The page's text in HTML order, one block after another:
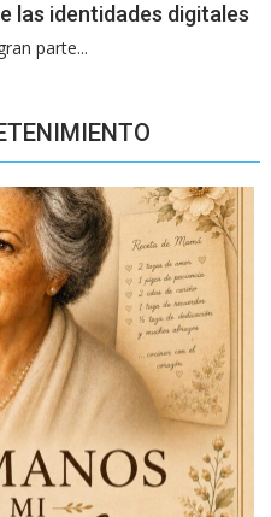
las identidades digitales
parte...